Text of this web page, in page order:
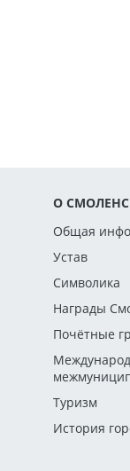
О
Общая
Устав
Символика
Награды
Почётные
Туризм
История